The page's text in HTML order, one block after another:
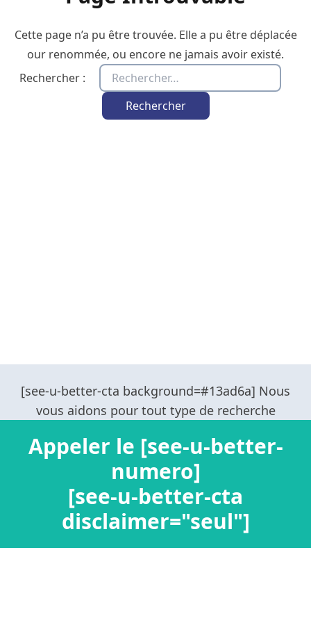
Cette page n’a pu être trouvée. Elle a pu être déplacée
our renommée, ou encore ne jamais avoir existé.
Rechercher :
Appeler le [see-u-better-
numero]
[see-u-better-cta
disclaimer="seul"]